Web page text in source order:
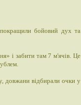
покращили бойовий дух та
і забити там 7 м'ячів. Це
довжани відбирали очки у